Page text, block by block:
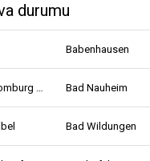
durumu
Babenhausen
Bad Homburg vor der Höhe Bad Nauheim
Bad Wildungen